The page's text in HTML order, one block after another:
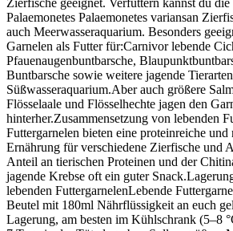
Palaemonetes Palaemonetes variansan
auch Meerwasseraquarium. Besonders
Garnelen als Futter für:Carnivor lebende
Pfauenaugenbuntbarsche,
Buntbarsche sowie weitere jagende
Süßwasseraquarium.Aber auch größere
Flösselaale und Flösselhechte jagen den
hinterher.Zusammensetzung von lebenden
Futtergarnelen bieten eine proteinreiche und
Ernährung für verschiedene Zierfische und
Anteil an tierischen Proteinen und der
jagende Krebse oft ein guter
lebenden FuttergarnelenLebende
Beutel mit 180ml Nährflüssigkeit an euch
Lagerung, am besten im Kühlschrank (5–8